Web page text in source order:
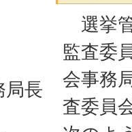
局長
選挙
監査委
会事務
査委員